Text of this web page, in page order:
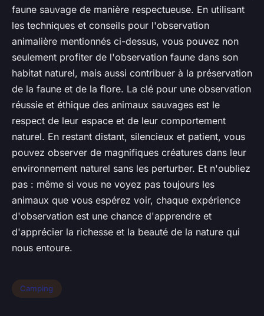
faune sauvage de manière respectueuse. En utilisant
les techniques et conseils pour l'observation
animalière mentionnés ci-dessus, vous pouvez non
seulement profiter de l'observation faune dans son
habitat naturel, mais aussi contribuer à la préservation
de la faune et de la flore. La clé pour une observation
réussie et éthique des animaux sauvages est le
respect de leur espace et de leur comportement
naturel. En restant distant, silencieux et patient, vous
pouvez observer de magnifiques créatures dans leur
environnement naturel sans les perturber. Et n'oubliez
pas : même si vous ne voyez pas toujours les
animaux que vous espérez voir, chaque expérience
d'observation est une chance d'apprendre et
d'apprécier la richesse et la beauté de la nature qui
nous entoure.
Camping